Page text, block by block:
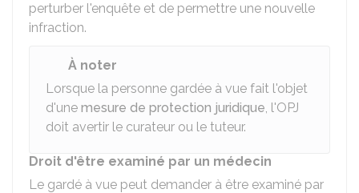
perturber l'enquête et de permettre une nouvelle
infraction.
À noter
Lorsque la personne gardée à vue fait l'objet
d'une mesure de protection juridique, l'OPJ
doit avertir le curateur ou le tuteur.
Droit d'être examiné par un médecin
Le gardé à vue peut demander à être examiné par